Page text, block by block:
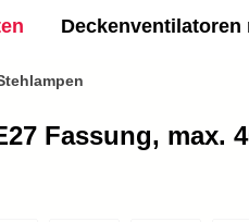
Deckenventilatoren
Fassung, max.